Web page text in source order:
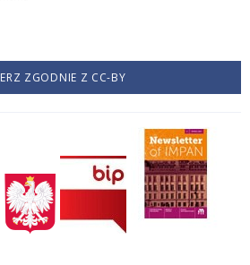
ZGODNIE Z CC-BY